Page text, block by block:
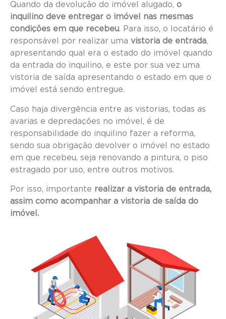
Quando da devolução do imóvel alugado, o
inquilino deve entregar o imóvel nas mesmas
condições em que recebeu. Para isso, o locatário é
responsável por realizar uma vistoria de entrada,
apresentando qual era o estado do imóvel quando
da entrada do inquilino, e este por sua vez uma
vistoria de saída apresentando o estado em que o
imóvel está sendo entregue.
Caso haja divergência entre as vistorias, todas as
avarias e depredações no imóvel, é de
responsabilidade do inquilino fazer a reforma,
sendo sua obrigação devolver o imóvel no estado
em que recebeu, seja renovando a pintura, o piso
estragado por uso, entre outros motivos.
Por isso, importante realizar a vistoria de entrada,
assim como acompanhar a vistoria de saída do
imóvel.